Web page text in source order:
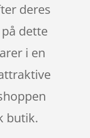
deres
dette
i en
butik.